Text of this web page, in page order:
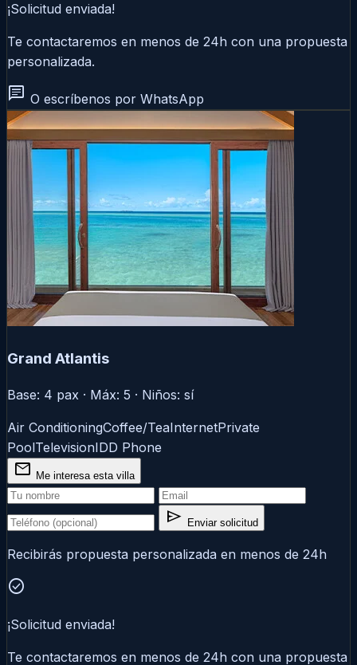
¡Solicitud enviada!
Te contactaremos en menos de 24h con una propuesta
personalizada.
chat O escríbenos por WhatsApp
Grand Atlantis
Base: 4 pax · Máx: 5 · Niños: sí
Air ConditioningCoffee/TeaInternetPrivate
PoolTelevisionIDD Phone
mail Me interesa esta villa
send Enviar solicitud
Recibirás propuesta personalizada en menos de 24h
check_circle
¡Solicitud enviada!
Te contactaremos en menos de 24h con una propuesta